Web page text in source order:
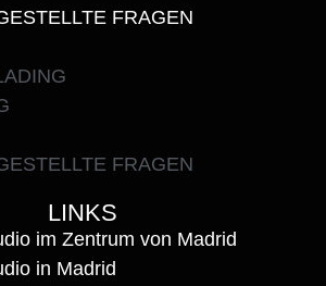
FRAGEN
FRAGEN
LINKS
im Zentrum von Madrid
in Madrid